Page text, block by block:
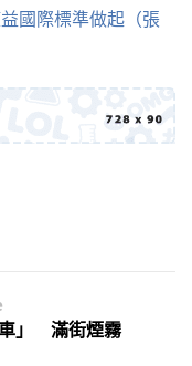
國際標準做起（張
車」 滿街煙霧